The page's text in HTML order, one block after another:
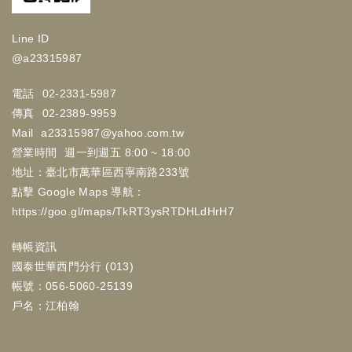
Line ID
@a23315987
電話
02-2331-5987
傳真
02-2389-9959
Mail
a23315987@yahoo.com.tw
營業時間
週一到週五 8:00 ~ 18:00
地址：臺北市萬華區西寧南路233號
點擊 Google Maps 導航：
https://goo.gl/maps/TkRT3ysRTDHLdHrH7
轉帳資訊
國泰世華西門分行 (013)
帳號：056-5060-25139
戶名：江柏翰